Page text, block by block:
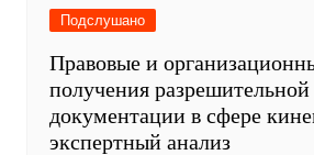
Подслушано
Правовые и
получения разрешительной
документации в сфере
экспертный анализ